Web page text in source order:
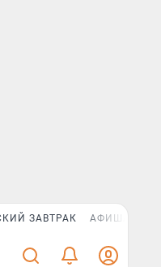
ЗАВТРАК АФИША PLUS